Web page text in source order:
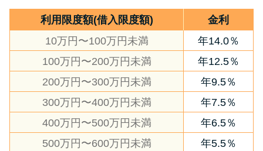
利用限度額(借入限度額)
金利
10万円〜100万円未満
年14.0％
100万円〜200万円未満
年12.5％
200万円〜300万円未満
年9.5％
300万円〜400万円未満
年7.5％
400万円〜500万円未満
年6.5％
500万円〜600万円未満
年5.5％